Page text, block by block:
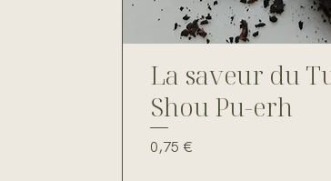
La saveur du
Shou Pu-erh
Prix
0,75 €